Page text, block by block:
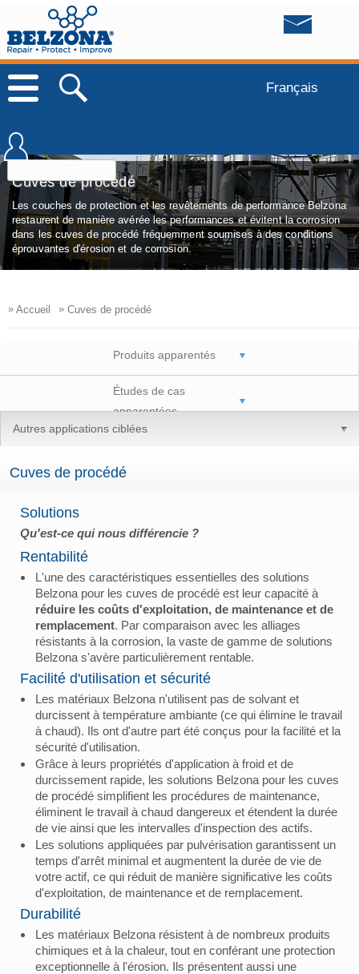
Français
Cuves de procédé
Les couches de protection et les revêtements de performance Belzona
restaurent de manière avérée les performances et évitent la corrosion
dans les cuves de procédé fréquemment soumises à des conditions
éprouvantes d'érosion et de corrosion.
» Accueil » Cuves de procédé
Produits apparentés
Études de cas
apparentées
Autres applications ciblées
Cuves de procédé
Solutions
Qu'est-ce qui nous différencie ?
Rentabilité
L'une des caractéristiques essentielles des solutions
Belzona pour les cuves de procédé est leur capacité à
réduire les coûts d'exploitation, de maintenance et de
remplacement. Par comparaison avec les alliages
résistants à la corrosion, la vaste de gamme de solutions
Belzona s'avère particulièrement rentable.
Facilité d'utilisation et sécurité
Les matériaux Belzona n'utilisent pas de solvant et
durcissent à température ambiante (ce qui élimine le travail
à chaud). Ils ont d'autre part été conçus pour la facilité et la
sécurité d'utilisation.
Grâce à leurs propriétés d'application à froid et de
durcissement rapide, les solutions Belzona pour les cuves
de procédé simplifient les procédures de maintenance,
éliminent le travail à chaud dangereux et étendent la durée
de vie ainsi que les intervalles d'inspection des actifs.
Les solutions appliquées par pulvérisation garantissent un
temps d'arrêt minimal et augmentent la durée de vie de
votre actif, ce qui réduit de manière significative les coûts
d'exploitation, de maintenance et de remplacement.
Durabilité
Les matériaux Belzona résistent à de nombreux produits
chimiques et à la chaleur, tout en conférant une protection
exceptionnelle à l'érosion. Ils présentent aussi une